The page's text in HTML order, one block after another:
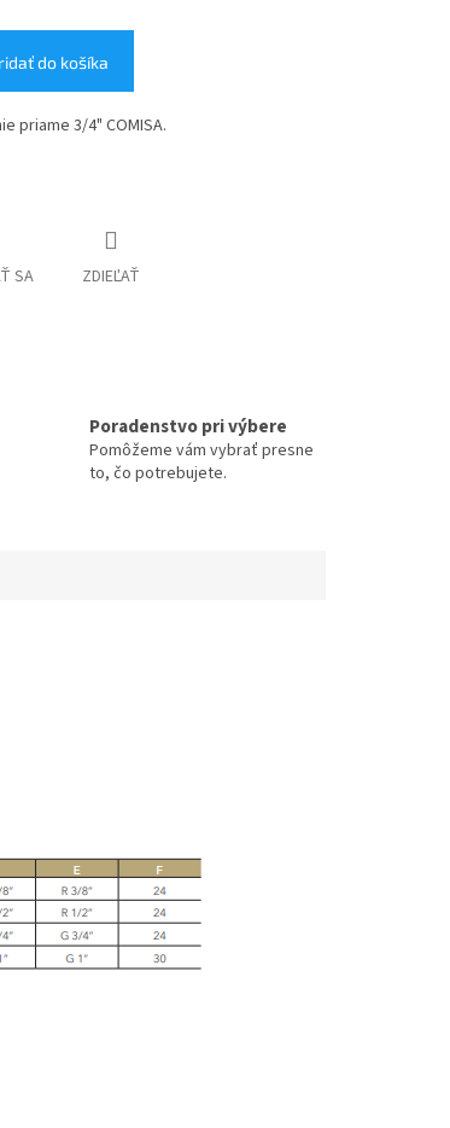
do košíka
priame 3/4" COMISA.
SA ZDIEĽAŤ
Poradenstvo pri výbere
Pomôžeme vám vybrať presne
to, čo potrebujete.